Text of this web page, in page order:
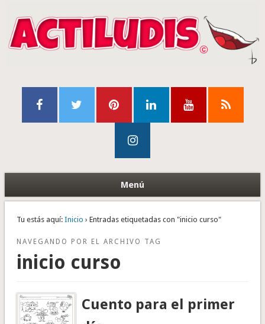
Menú
Tu estás aquí: Inicio › Entradas etiquetadas con "inicio curso"
NAVEGANDO POR EL ARCHIVO TAG
inicio curso
Cuento para el primer